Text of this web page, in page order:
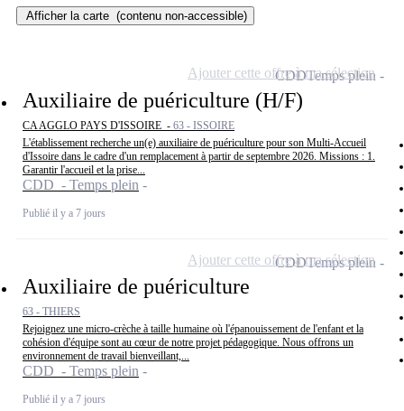
Afficher la carte (contenu non-accessible)
Auxiliaire de puériculture (H/F)
CA AGGLO PAYS D'ISSOIRE - 63 - ISSOIRE
L'établissement recherche un(e) auxiliaire de puériculture pour son Multi-Accueil
d'Issoire dans le cadre d'un remplacement à partir de septembre 2026. Missions : 1.
Garantir l'accueil et la prise...
CDD - Temps plein
Publié il y a 7 jours
CDDTemps plein
Ajouter cette offre à ma sélection
Auxiliaire de puériculture
63 - THIERS
Rejoignez une micro-crèche à taille humaine où l'épanouissement de l'enfant et la
cohésion d'équipe sont au cœur de notre projet pédagogique. Nous offrons un
environnement de travail bienveillant,...
CDD - Temps plein
Publié il y a 7 jours
CDDTemps plein
Ajouter cette offre à ma sélection